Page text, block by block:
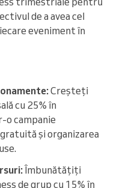
de a avea cel
eveniment în
Creșteți
cu 25% în
o campanie
și organizarea
Îmbunătățiți
de grup cu 15% în